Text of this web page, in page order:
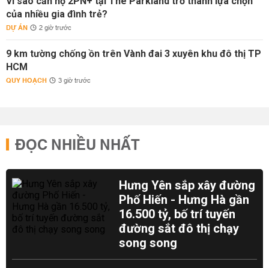
của nhiều gia đình trẻ?
DỰ ÁN 2 giờ trước
9 km tường chống ồn trên Vành đai 3 xuyên khu đô thị TP
HCM
QUY HOẠCH 3 giờ trước
ĐỌC NHIỀU NHẤT
Hưng Yên sắp xây đường
Phố Hiến - Hưng Hà gần
16.500 tỷ, bố trí tuyến
đường sắt đô thị chạy
song song